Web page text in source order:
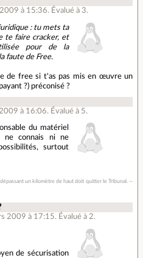
à 15:36. Évalué à 3.
: tu mets ta
te faire cracker, et
pour de la
faute de Free.
de free si t'as pas mis en œuvre un
?) préconisé ?
à 16:06. Évalué à 5.
du matériel
connais ni ne
surtout
un kilomètre de haut doit quitter le Tribunal. --
2009 à 17:15. Évalué à 2.
de sécurisation